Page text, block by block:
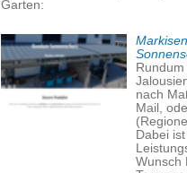
Garten:
nach
Mail,
Dabei
Wunsch